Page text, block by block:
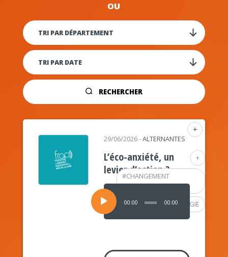
OU
RECHERCHER
+
+
#CHANGEMENT
CLIMATIQUE
#PSYCHOLOGIE
29/06/2026-ALTERNANTES
L’éco-anxiété, un
levier d’action ?
Lecteur
audio
00:00 00:00